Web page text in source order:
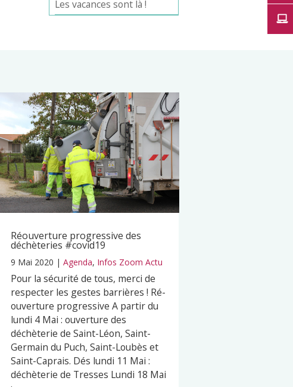
Les vacances sont là !
Réouverture progressive des
déchèteries #covid19
9 Mai 2020 |Agenda, Infos Zoom Actu
Pour la sécurité de tous, merci de
respecter les gestes barrières ! Ré-
ouverture progressive A partir du
lundi 4 Mai : ouverture des
déchèterie de Saint-Léon, Saint-
Germain du Puch, Saint-Loubès et
Saint-Caprais. Dés lundi 11 Mai :
déchèterie de Tresses Lundi 18 Mai